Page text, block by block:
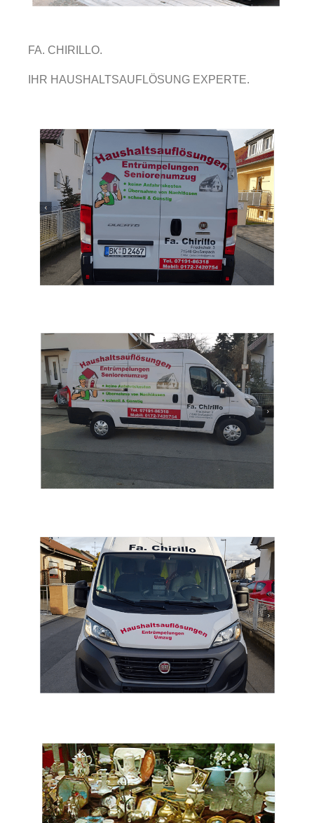
FA. CHIRILLO.
IHR HAUSHALTSAUFLÖSUNG EXPERTE.